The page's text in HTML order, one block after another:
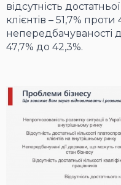
відсутність
клієнтів – 51,7%
непередбачуваності
47,7% до 42,3%.